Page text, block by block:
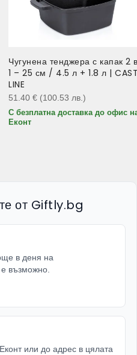
Чугунена тенджера с капак 2
1 – 25 см / 4.5 л + 1.8 л |
LINE
51.40 € (100.53 лв.)
С безплатна доставка до офис
Еконт
от Giftly.bg
в деня на
е възможно.
или до адрес в цялата